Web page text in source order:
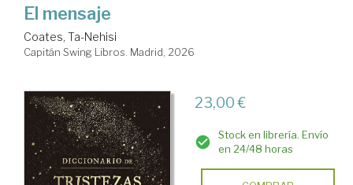
El mensaje
Coates, Ta-Nehisi
Capitán Swing Libros. Madrid, 2026
23,00 €
Stock en librería. Envío
en 24/48 horas